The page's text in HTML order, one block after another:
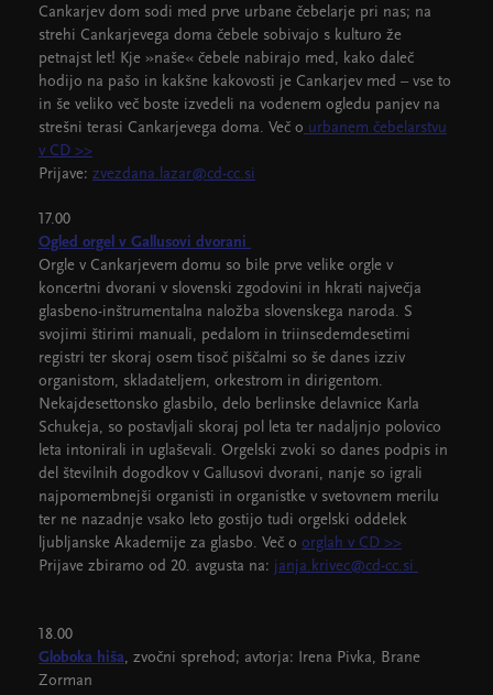
Cankarjev dom sodi med prve urbane čebelarje pri nas; na
strehi Cankarjevega doma čebele sobivajo s kulturo že
petnajst let! Kje »naše« čebele nabirajo med, kako daleč
hodijo na pašo in kakšne kakovosti je Cankarjev med – vse to
in še veliko več boste izvedeli na vodenem ogledu panjev na
strešni terasi Cankarjevega doma. Več o urbanem čebelarstvu
v CD >>
Prijave: zvezdana.lazar@cd-cc.si
17.00
Ogled orgel v Gallusovi dvorani
Orgle v Cankarjevem domu so bile prve velike orgle v
koncertni dvorani v slovenski zgodovini in hkrati največja
glasbeno-inštrumentalna naložba slovenskega naroda. S
svojimi štirimi manuali, pedalom in triinsedemdesetimi
registri ter skoraj osem tisoč piščalmi so še danes izziv
organistom, skladateljem, orkestrom in dirigentom.
Nekajdesettonsko glasbilo, delo berlinske delavnice Karla
Schukeja, so postavljali skoraj pol leta ter nadaljnjo polovico
leta intonirali in uglaševali. Orgelski zvoki so danes podpis in
del številnih dogodkov v Gallusovi dvorani, nanje so igrali
najpomembnejši organisti in organistke v svetovnem merilu
ter ne nazadnje vsako leto gostijo tudi orgelski oddelek
ljubljanske Akademije za glasbo. Več o orglah v CD >>
Prijave zbiramo od 20. avgusta na: janja.krivec@cd-cc.si
18.00
Globoka hiša, zvočni sprehod; avtorja: Irena Pivka, Brane
Zorman